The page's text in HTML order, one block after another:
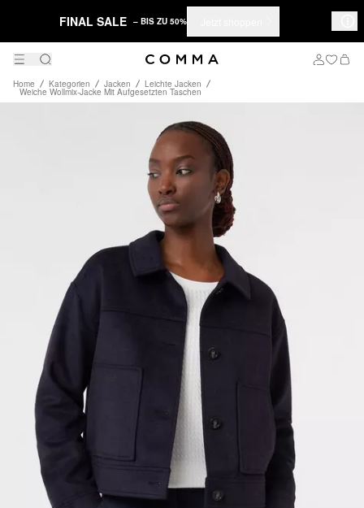
FINAL SALE – BIS ZU 50%
Home Kategorien Jacken Leichte Jacken
Weiche Wollmix-Jacke Mit Aufgesetzten Taschen